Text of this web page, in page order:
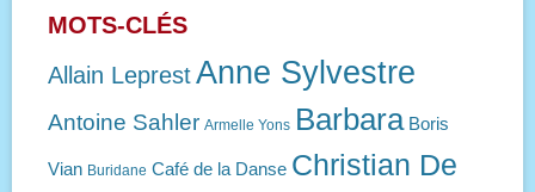
articles
MOTS-CLÉS
Allain LeprestAnne Sylvestre
Antoine Sahler Armelle Yons Barbara Boris
Vian Buridane Café de la Danse Christian De